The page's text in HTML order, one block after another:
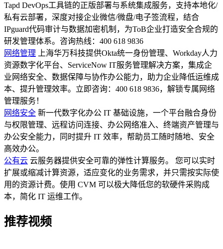
Tapd DevOps工具链的正版部署与系统集成服务，支持本地化/
私有云部署，深度对接企业微信/微盘/电子签流程，结合
IPguard代码审计与数据加密机制，为ToB企业打造安全合规的
研发管理体系。咨询热线：400 618 9836
网络管理
上海华万科技提供Okta统一身份管理、Workday人力
资源数字化平台、ServiceNow IT服务管理解决方案，集成企
业网络安全、数据保障与协作办公能力，助力企业降低运维成
本、提升管理效率。立即咨询：400 618 9836，解锁专属网络
管理服务！
网络安全 新一代数字化办公 IT 基础设施，一个平台融合身份
与权限管理、远程访问连接、办公网络准入、终端资产管理与
办公安全能力，同时提升 IT 效率，帮助员工随时随地、安全
高效办公。
公有云 云服务器提供安全可靠的弹性计算服务。 您可以实时
扩展或缩减计算资源，适应变化的业务需求，并只需按实际使
用的资源计费。使用 CVM 可以极大降低您的软硬件采购成
本，简化 IT 运维工作。
推荐视频